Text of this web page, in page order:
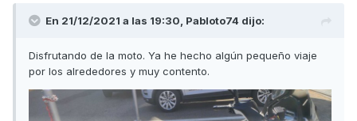
En 21/12/2021 a las 19:30, Pabloto74 dijo:
Disfrutando de la moto. Ya he hecho algún pequeño viaje
por los alrededores y muy contento.